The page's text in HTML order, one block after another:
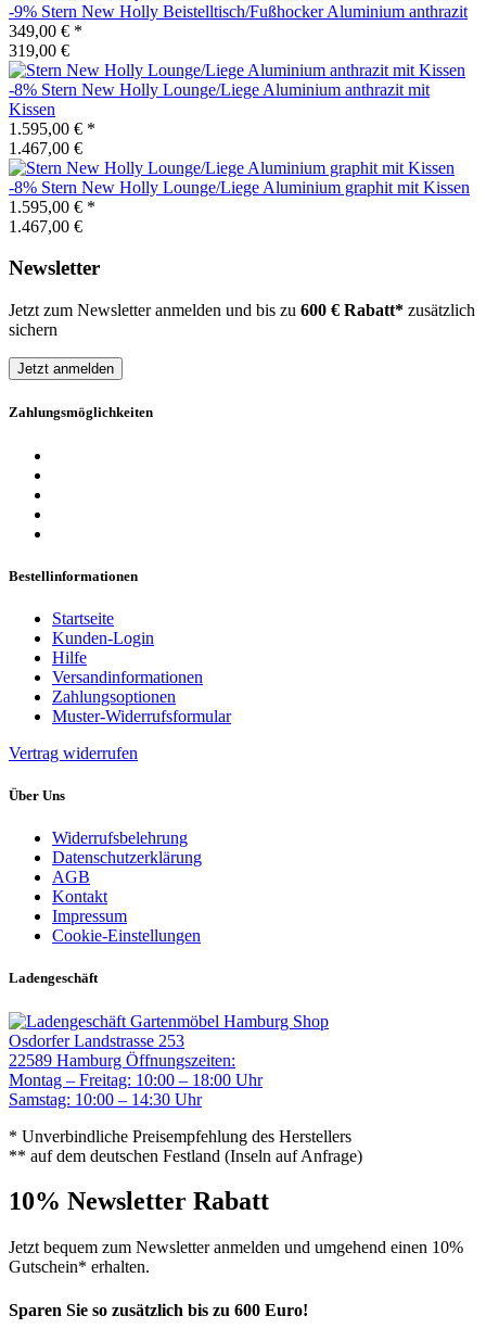
-9% Stern New Holly Beistelltisch/Fußhocker Aluminium anthrazit
349,00 € *
319,00 €
-8% Stern New Holly Lounge/Liege Aluminium anthrazit mit
Kissen
1.595,00 € *
1.467,00 €
-8% Stern New Holly Lounge/Liege Aluminium graphit mit Kissen
1.595,00 € *
1.467,00 €
Newsletter
Jetzt zum Newsletter anmelden und bis zu 600 € Rabatt* zusätzlich
sichern
Jetzt anmelden
Zahlungsmöglichkeiten
Bestellinformationen
Startseite
Kunden-Login
Hilfe
Versandinformationen
Zahlungsoptionen
Muster-Widerrufsformular
Vertrag widerrufen
Über Uns
Widerrufsbelehrung
Datenschutzerklärung
AGB
Kontakt
Impressum
Cookie-Einstellungen
Ladengeschäft
Gartenmöbel Hamburg Shop
Osdorfer Landstrasse 253
22589 Hamburg Öffnungszeiten:
Montag – Freitag: 10:00 – 18:00 Uhr
Samstag: 10:00 – 14:30 Uhr
* Unverbindliche Preisempfehlung des Herstellers
** auf dem deutschen Festland (Inseln auf Anfrage)
10% Newsletter Rabatt
Jetzt bequem zum Newsletter anmelden und umgehend einen 10%
Gutschein* erhalten.
Sparen Sie so zusätzlich bis zu 600 Euro!